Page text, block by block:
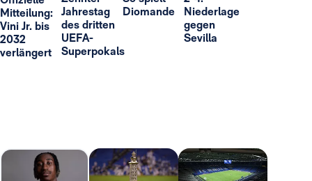
Mitteilung:
Vini Jr. bis
2032
verlängert
Jahrestag
des dritten
UEFA-
Superpokals
Diomande
Niederlage
gegen
Sevilla